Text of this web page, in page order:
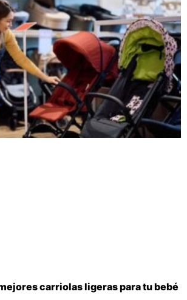
carriolas ligeras para tu bebé